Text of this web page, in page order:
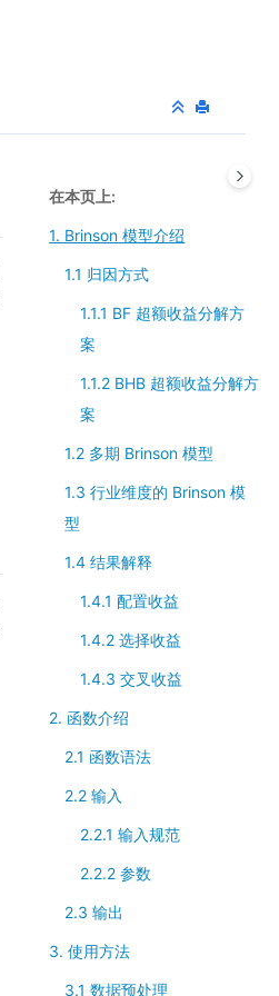
在本页上
1. Brinson 模型介绍
1.1 归因方式
1.1.1 BF 超额收益分解方
案
1.1.2 BHB 超额收益分解方
案
1.2 多期 Brinson 模型
1.3 行业维度的 Brinson 模
型
1.4 结果解释
1.4.1 配置收益
1.4.2 选择收益
1.4.3 交叉收益
2. 函数介绍
2.1 函数语法
2.2 输入
2.2.1 输入规范
2.2.2 参数
2.3 输出
3. 使用方法
3.1 数据预处理